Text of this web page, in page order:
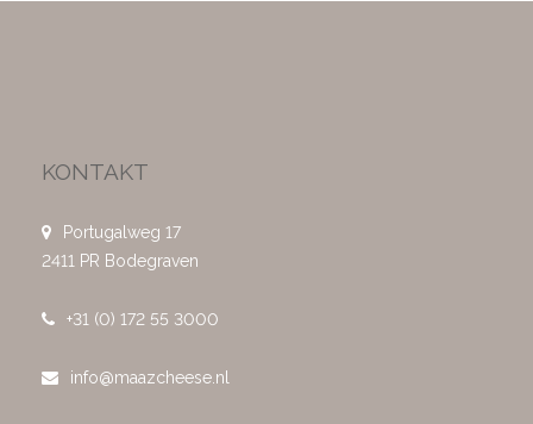
KONTAKT
Portugalweg 17
2411 PR Bodegraven
+31 (0) 172 55 3000
info@maazcheese.nl